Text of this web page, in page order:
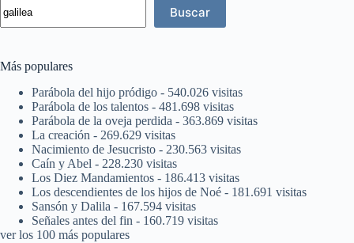
Buscar
Más populares
Parábola del hijo pródigo - 540.026 visitas
Parábola de los talentos - 481.698 visitas
Parábola de la oveja perdida - 363.869 visitas
La creación - 269.629 visitas
Nacimiento de Jesucristo - 230.563 visitas
Caín y Abel - 228.230 visitas
Los Diez Mandamientos - 186.413 visitas
Los descendientes de los hijos de Noé - 181.691 visitas
Sansón y Dalila - 167.594 visitas
Señales antes del fin - 160.719 visitas
ver los 100 más populares